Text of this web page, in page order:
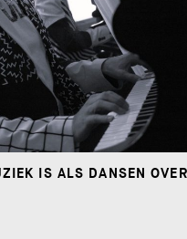
IS ALS DANSEN OVER